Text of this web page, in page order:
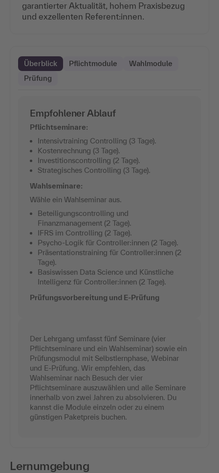
garantierter Aktualität, hohem Praxisbezug
und exzellenten Referent:innen.
Überblick Pflichtmodule
Wahlmodule
Prüfung
Empfohlener Ablauf
Pflichtseminare:
Intensivtraining Controlling (3 Tage).
Kostenrechnung (3 Tage).
Investitionscontrolling (2 Tage).
Strategisches Controlling (3 Tage).
Wahlseminare:
Wähle ein Wahlseminar aus.
Beteiligungscontrolling und
Finanzmanagement (2 Tage).
IFRS im Controlling (2 Tage).
Psycho-Logik für Controller:innen (2 Tage).
Präsentationstraining für Controller:innen (2
Tage).
Basiswissen Data Science und Künstliche
Intelligenz für Controller:innen (2 Tage).
Prüfungsvorbereitung und E-Prüfung
Der Lehrgang umfasst fünf Seminare (vier
Pflichtseminare und ein Wahlseminar) sowie ein
Prüfungsmodul mit Selbstlernphase, Webinar
und E-Prüfung. Wir empfehlen, das
Wahlseminar nach Besuch der vier
Pflichtseminare auszuwählen und alle Seminare
innerhalb von zwei Jahren zu absolvieren. Du
kannst die Module einzeln oder zu einem
günstigen Paketpreis buchen.
Lernumgebung